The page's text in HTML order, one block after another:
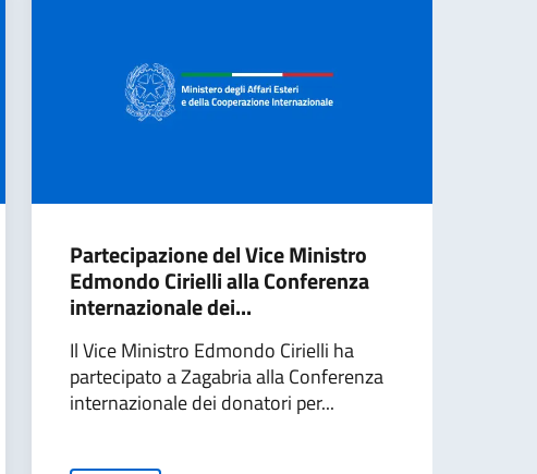
Partecipazione del Vice Ministro
Edmondo Cirielli alla Conferenza
internazionale dei...
Il Vice Ministro Edmondo Cirielli ha
partecipato a Zagabria alla Conferenza
internazionale dei donatori per...